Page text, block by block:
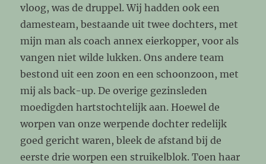
vloog, was de druppel. Wij hadden ook een
damesteam, bestaande uit twee dochters, met
mijn man als coach annex eierkopper, voor als
vangen niet wilde lukken. Ons andere team
bestond uit een zoon en een schoonzoon, met
mij als back-up. De overige gezinsleden
moedigden hartstochtelijk aan. Hoewel de
worpen van onze werpende dochter redelijk
goed gericht waren, bleek de afstand bij de
eerste drie worpen een struikelblok. Toen haar